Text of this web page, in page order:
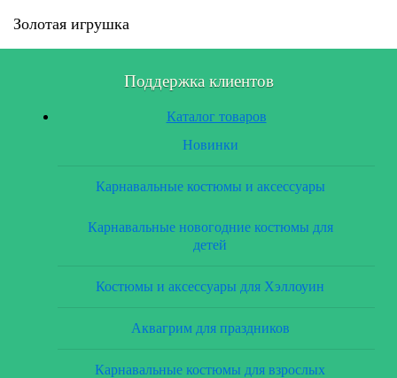
Золотая игрушка
Поддержка клиентов
Каталог товаров
Новинки
Карнавальные костюмы и аксессуары
Карнавальные новогодние костюмы для
детей
Костюмы и аксессуары для Хэллоуин
Аквагрим для праздников
Карнавальные костюмы для взрослых